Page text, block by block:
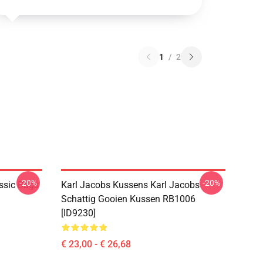
1 / 2
Bags
-20%
Karl Jacobs Kussens Karl Jacobs
Schattig Gooien Kussen RB1006
[ID9230]
€ 23,00 - € 26,68
-20%